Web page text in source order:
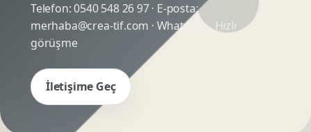
Telefon:0540 548 26 97· E-posta:
merhaba@crea-tif.com · WhatsApp:Hızlı
görüşme
İletişime Geç